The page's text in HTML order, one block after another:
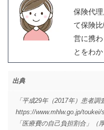
保険代
て保険
営に携
とをわ
出典
「平成29年（2017年）患者調
https://www.mhlw.go.jp/
「医療費の自己負担割合」（